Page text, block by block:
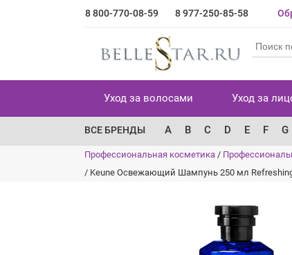
8 800-770-08-59 8 977-250-85-58
Уход за волосами Уход за
ВСЕ БРЕНДЫ A B C D E F G
Профессиональная косметика /
/ Keune Освежающий Шампунь 250 мл